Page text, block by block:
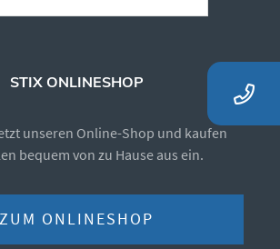
STIX ONLINESHOP
unseren Online-Shop und kaufen
bequem von zu Hause aus ein.
ZUM ONLINESHOP